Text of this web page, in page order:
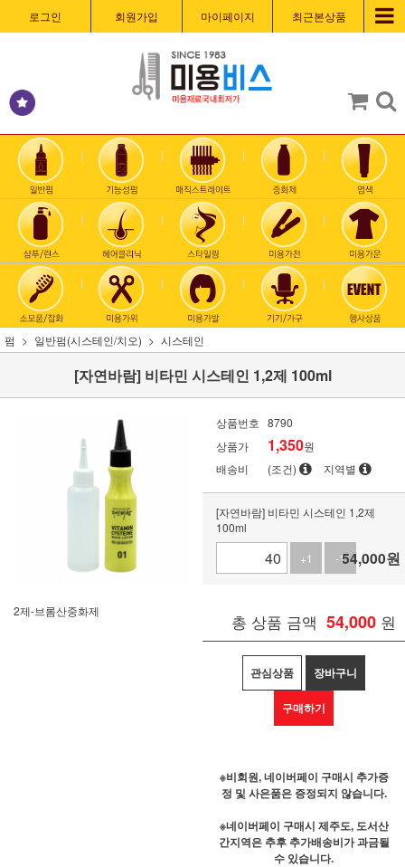
로그인 회원가입 마이페이지 최근본상품
펌 일반펌(시스테인/치오) 시스테인
[자연바람] 비타민 시스테인 1,2제 100ml
2제-브롬산중화제
상품번호 8790
상품가
1,350원
배송비
(조건) 지역별
[자연바람] 비타민 시스테인 1,2제
100ml
+1
-154,000원
총 상품 금액 54,000 원
관심상품 장바구니
구매하기
※비회원, 네이버페이 구매시 추가증
정 및 사은품은 증정되지 않습니다.
※네이버페이 구매시 제주도, 도서산
간지역은 추후 추가배송비가 과금될
수 있습니다.